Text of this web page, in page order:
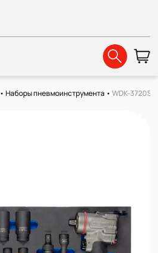
•Наборы пневмоинструмента •WDK-3720S